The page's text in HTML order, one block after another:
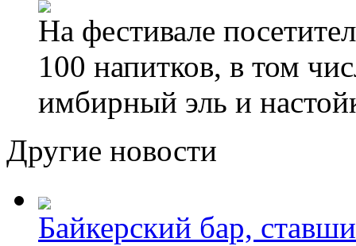
На фестивале
100 напитков, в том
имбирный эль и
Другие новости
Байкерский бар,